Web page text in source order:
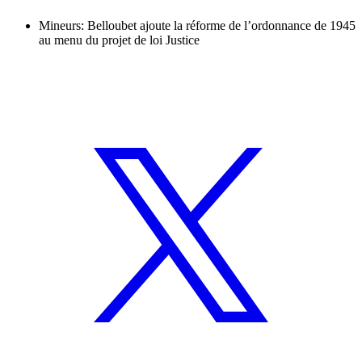
Mineurs: Belloubet ajoute la réforme de l’ordonnance de 1945
au menu du projet de loi Justice